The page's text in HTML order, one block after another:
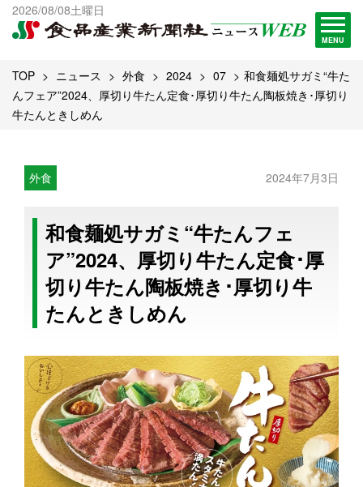
2026/08/08土曜日
MENU
出版物一覧へ
試読・購読申し込み
TOP ニュース 外食 2024 07
和食麺処サガミ“牛た
んフェア”2024、厚切り牛たん定食･厚切り牛たん陶板焼き･厚切り
牛たんときしめん
外食 2024年7月3日
和食麺処サガミ“牛たんフェ
ア”2024、厚切り牛たん定食･厚
切り牛たん陶板焼き･厚切り牛
たんときしめん